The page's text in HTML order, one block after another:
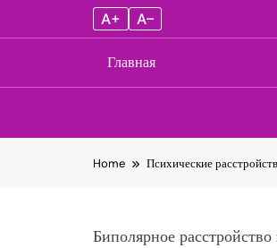
A+ A–
Главная
Home Психические
Биполярное